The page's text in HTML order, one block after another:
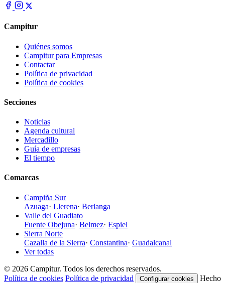
Campitur
Quiénes somos
Campitur para Empresas
Contactar
Política de privacidad
Política de cookies
Secciones
Noticias
Agenda cultural
Mercadillo
Guía de empresas
El tiempo
Comarcas
Campiña Sur
Azuaga· Llerena· Berlanga
Valle del Guadiato
Fuente Obejuna· Belmez· Espiel
Sierra Norte
Cazalla de la Sierra· Constantina· Guadalcanal
Ver todas
© 2026 Campitur. Todos los derechos reservados.
Política de cookies Política de privacidad Configurar cookies
Hecho